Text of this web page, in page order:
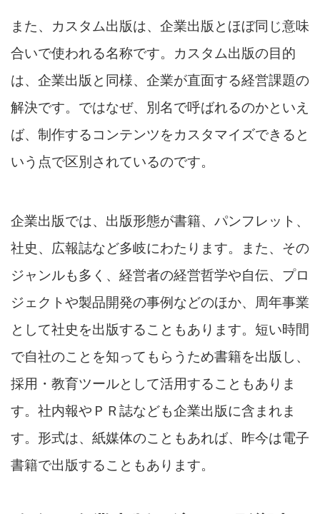
また、カスタム出版は、企業出版とほぼ同じ意味
合いで使われる名称です。カスタム出版の目的
は、企業出版と同様、企業が直面する経営課題の
解決です。ではなぜ、別名で呼ばれるのかといえ
ば、制作するコンテンツをカスタマイズできると
いう点で区別されているのです。
企業出版では、出版形態が書籍、パンフレット、
社史、広報誌など多岐にわたります。また、その
ジャンルも多く、経営者の経営哲学や自伝、プロ
ジェクトや製品開発の事例などのほか、周年事業
として社史を出版することもあります。短い時間
で自社のことを知ってもらうため書籍を出版し、
採用・教育ツールとして活用することもありま
す。社内報やＰＲ誌なども企業出版に含まれま
す。形式は、紙媒体のこともあれば、昨今は電子
書籍で出版することもあります。